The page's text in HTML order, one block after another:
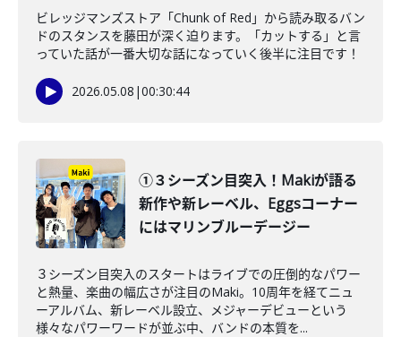
ビレッジマンズストア「Chunk of Red」から読み取るバン
ドのスタンスを藤田が深く迫ります。「カットする」と言
っていた話が一番大切な話になっていく後半に注目です！
2026.05.08 |00:30:44
①３シーズン目突入！Makiが語る
新作や新レーベル、Eggsコーナー
にはマリンブルーデージー
３シーズン目突入のスタートはライブでの圧倒的なパワー
と熱量、楽曲の幅広さが注目のMaki。10周年を経てニュ
ーアルバム、新レーベル設立、メジャーデビューという
様々なパワーワードが並ぶ中、バンドの本質を...